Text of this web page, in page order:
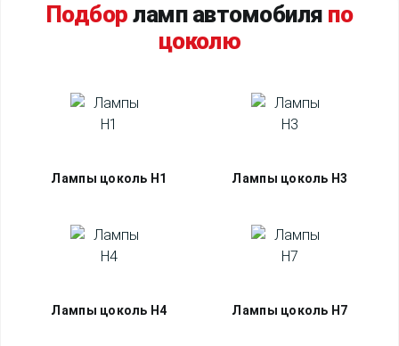
Подбор ламп автомобиля по
цоколю
Лампы цоколь H1 Лампы цоколь H3
Лампы цоколь H4 Лампы цоколь H7